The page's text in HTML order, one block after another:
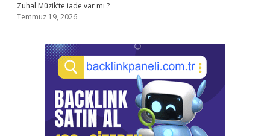
Zuhal Müzik’te iade var mı ?
Temmuz 19, 2026